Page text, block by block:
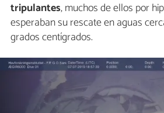
tripulantes, muchos de ellos por
esperaban su rescate en aguas
grados centígrados.